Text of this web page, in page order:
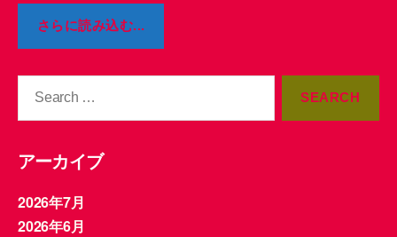
さらに読み込む...
アーカイブ
2026年7月
2026年6月